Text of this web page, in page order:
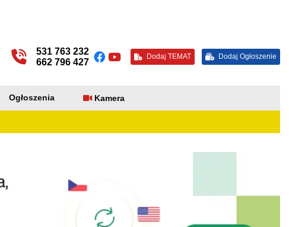
531 763 232
662 796 427
Dodaj TEMAT Dodaj Ogłoszenie
Ogłoszenia Kamera